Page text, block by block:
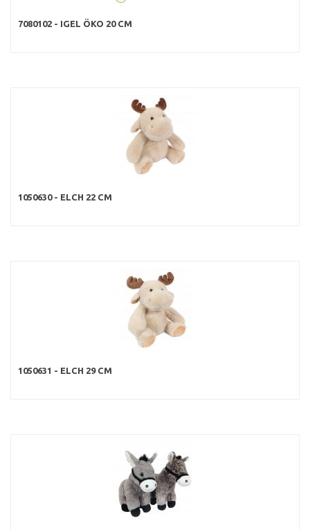
7080102 - IGEL ÖKO 20 CM
1050630 - ELCH 22 CM
1050631 - ELCH 29 CM